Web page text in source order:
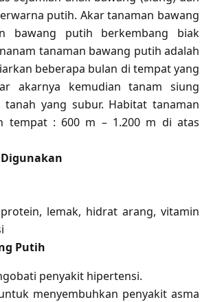
putih. Akar tanaman bawang
bawang putih berkembang biak
tanaman bawang putih adalah
beberapa bulan di tempat yang
akarnya kemudian tanam siung
yang subur. Habitat tanaman
tempat : 600 m – 1.200 m di atas
lemak, hidrat arang, vitamin
Putih
penyakit hipertensi.
menyembuhkan penyakit asma